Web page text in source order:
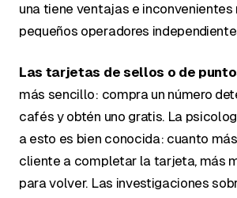
una tiene ventajas e
pequeños operadores
Las tarjetas de sellos o de
más sencillo: compra un número
cafés y obtén uno gratis. La
a esto es bien conocida: cuanto
cliente a completar la tarjeta, más
para volver. Las investigaciones